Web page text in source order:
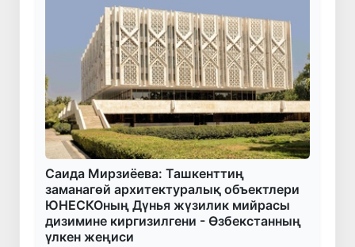
Саида Мирзиёева: Ташкенттиң
заманагөй архитектуралық объектлери
ЮНЕСКОның Дүнья жүзилик мийрасы
дизимине киргизилгени - Өзбекстанның
үлкен жеңиси